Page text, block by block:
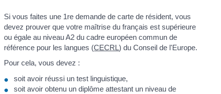
Si vous faites une 1re demande de carte de résident, vous
devez prouver que votre maîtrise du français est supérieure
ou égale au niveau A2 du cadre européen commun de
référence pour les langues (CECRL) du Conseil de l'Europe.
Pour cela, vous devez :
soit avoir réussi un test linguistique,
soit avoir obtenu un diplôme attestant un niveau de